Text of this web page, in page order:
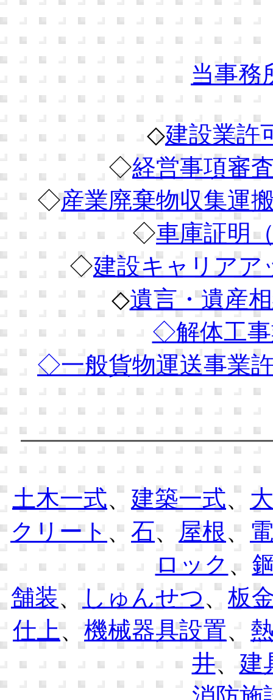
当事務
◇建設業許
◇経営事項審
◇産業廃棄物収集運
◇車庫証明
◇建設キャリアア
◇遺言・遺産
◇解体工事
◇一般貨物運送事業
土木一式、 建築一式、
クリート 、 石、 屋根、
ロック 、
舗装、 しゅんせつ、 板
仕上、 機械器具設置、
井、 建